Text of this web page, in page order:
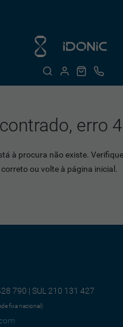
erro
à procura não existe.
ou volte à página inicial.
790 | SUL 210 131 427
fixa nacional)